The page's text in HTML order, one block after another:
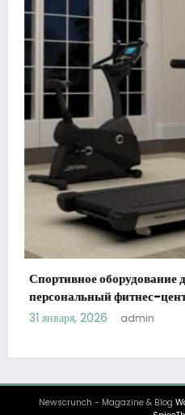
Спортивное
тренировкам
31 января, 2026
Newscrunch - Magazine & Blog